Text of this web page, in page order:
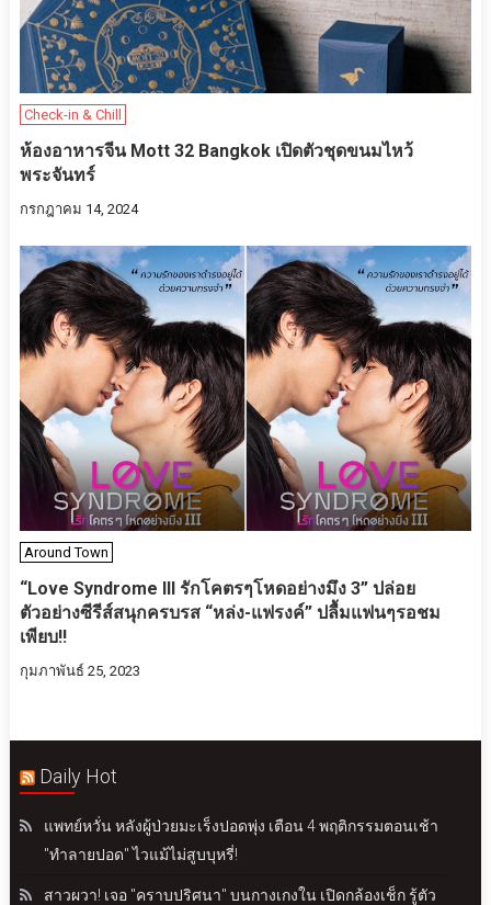
Check-in & Chill
ห้องอาหารจีน Mott 32 Bangkok เปิดตัวชุดขนมไหว้
พระจันทร์
กรกฎาคม 14, 2024
Around Town
“Love Syndrome III รักโคตรๆโหดอย่างมึง 3” ปล่อย
ตัวอย่างซีรีส์สนุกครบรส “หล่ง-แฟรงค์” ปลื้มแฟนๆรอชม
เพียบ!!
กุมภาพันธ์ 25, 2023
Daily Hot
แพทย์หวั่น หลังผู้ป่วยมะเร็งปอดพุ่ง เตือน 4 พฤติกรรมตอนเช้า
"ทำลายปอด" ไวแม้ไม่สูบบุหรี่!
สาวผวา! เจอ "คราบปริศนา" บนกางเกงใน เปิดกล้องเช็ก รู้ตัว